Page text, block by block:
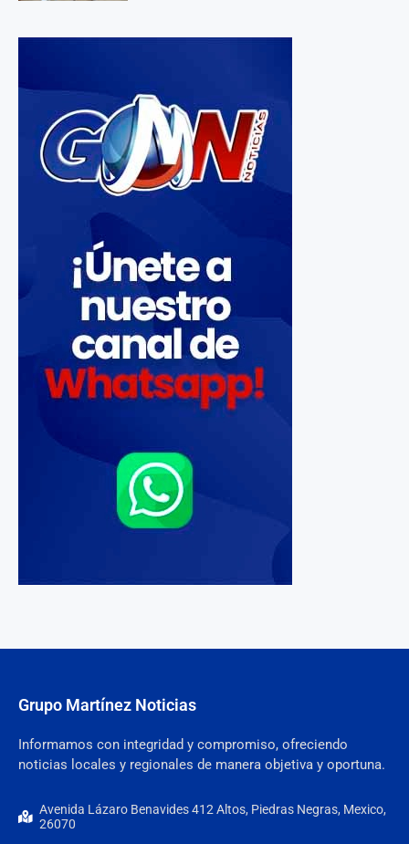
Grupo Martínez Noticias
Informamos con integridad y compromiso, ofreciendo
noticias locales y regionales de manera objetiva y oportuna.
Avenida Lázaro Benavides 412 Altos, Piedras Negras, Mexico,
26070